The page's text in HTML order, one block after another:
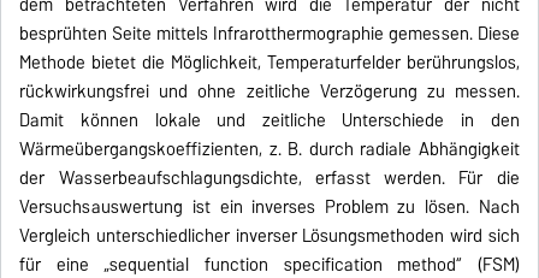
besprühten Seite mittels Infrarotthermographie gemessen. Diese
Methode bietet die Möglichkeit, Temperaturfelder berührungslos,
rückwirkungsfrei und ohne zeitliche Verzögerung zu messen.
Damit können lokale und zeitliche Unterschiede in den
Wärmeübergangskoeffizienten, z. B. durch radiale Abhängigkeit
der Wasserbeaufschlagungsdichte, erfasst werden. Für die
Versuchsauswertung ist ein inverses Problem zu lösen. Nach
Vergleich unterschiedlicher inverser Lösungsmethoden wird sich
für eine „sequential function specification method“ (FSM)